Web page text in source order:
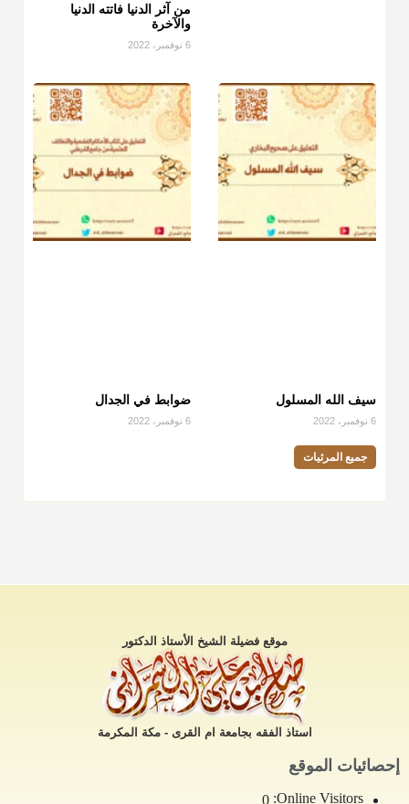
@d_alshamrani
دفعزكاة الفطر
للمسكين القريب صدقة وصلة وهو أفضل من دفعها
للبعيد ولا تغرك مظاهر ووظائف بعض الأقارب فإن صراعهم مع
متطلبات الحياة كبير
منذ 3 شهر
من آثر الدنيا فاتته الدنيا
والآخرة
6 نوفمبر، 2022
سيف الله المسلول
6 نوفمبر، 2022
ضوابط في الجدال
6 نوفمبر، 2022
جميع المرئيات
موقع فضيلة الشيخ الأستاذ الدكتور
استاذ الفقه بجامعة ام القرى - مكة المكرمة
إحصائيات الموقع
Online Visitors:
0